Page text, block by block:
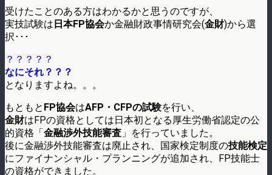
受けたことのある方はわかるかと思うのですが、
実技試験は 日本FP協会か金融財政事情研究会(金財)から選
択･･･
？？？？？
なにそれ？？？
となりますよね。。。
もともと FP協会はAFP・CFPの試験を行い、
金財はFPの資格としては日本初となる厚生労働省認定の公
的資格「金融渉外技能審査 」を行っていました。
後に金融渉外技能審査は廃止され、国家検定制度の技能検定
にファイナンシャル・プランニングが追加され、FP技能士
の資格ができました。